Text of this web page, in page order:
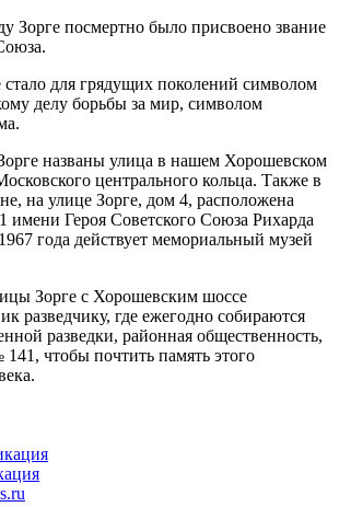
Зорге посмертно было присвоено звание
для грядущих поколений символом
делу борьбы за мир, символом
названы улица в нашем Хорошевском
центрального кольца. Также в
на улице Зорге, дом 4, расположена
Героя Советского Союза Рихарда
года действует мемориальный музей
Зорге с Хорошевским шоссе
разведчику, где ежегодно собираются
разведки, районная общественность,
чтобы почтить память этого